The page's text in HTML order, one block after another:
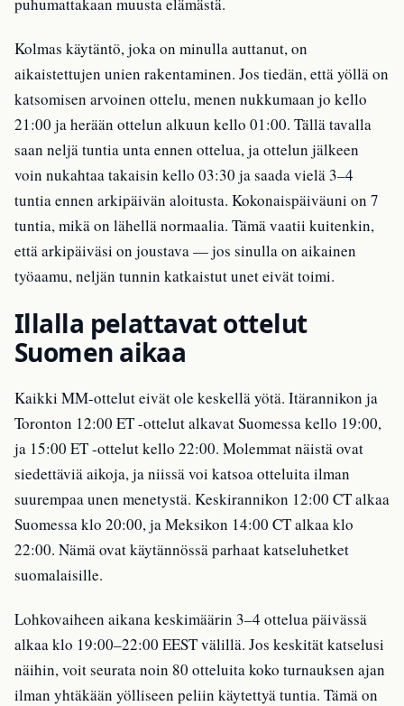
puhumattakaan muusta elämästä.
Kolmas käytäntö, joka on minulla auttanut, on
aikaistettujen unien rakentaminen. Jos tiedän, että yöllä on
katsomisen arvoinen ottelu, menen nukkumaan jo kello
21:00 ja herään ottelun alkuun kello 01:00. Tällä tavalla
saan neljä tuntia unta ennen ottelua, ja ottelun jälkeen
voin nukahtaa takaisin kello 03:30 ja saada vielä 3–4
tuntia ennen arkipäivän aloitusta. Kokonaispäiväuni on 7
tuntia, mikä on lähellä normaalia. Tämä vaatii kuitenkin,
että arkipäiväsi on joustava — jos sinulla on aikainen
työaamu, neljän tunnin katkaistut unet eivät toimi.
Illalla pelattavat ottelut
Suomen aikaa
Kaikki MM-ottelut eivät ole keskellä yötä. Itärannikon ja
Toronton 12:00 ET -ottelut alkavat Suomessa kello 19:00,
ja 15:00 ET -ottelut kello 22:00. Molemmat näistä ovat
siedettäviä aikoja, ja niissä voi katsoa otteluita ilman
suurempaa unen menetystä. Keskirannikon 12:00 CT alkaa
Suomessa klo 20:00, ja Meksikon 14:00 CT alkaa klo
22:00. Nämä ovat käytännössä parhaat katseluhetket
suomalaisille.
Lohkovaiheen aikana keskimäärin 3–4 ottelua päivässä
alkaa klo 19:00–22:00 EEST välillä. Jos keskität katselusi
näihin, voit seurata noin 80 otteluita koko turnauksen ajan
ilman yhtäkään yölliseen peliin käytettyä tuntia. Tämä on